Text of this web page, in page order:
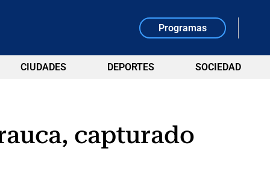
Programas
CIUDADES DEPORTES SOCIEDAD
capturado